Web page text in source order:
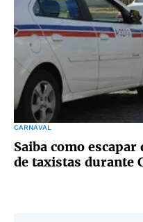
CARNAVAL
Saiba como
de taxistas durante